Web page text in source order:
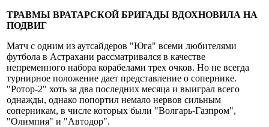
ТРАВМЫ ВРАТАРСКОЙ БРИГАДЫ ВДОХНОВИЛА НА
ПОДВИГ
Матч с одним из аутсайдеров "Юга" всеми любителями
футбола в Астрахани рассматривался в качестве
непременного набора корабелами трех очков. Но не всегда
турнирное положение дает представление о сопернике.
"Ротор-2" хоть за два последних месяца и выиграл всего
однажды, однако попортил немало нервов сильным
соперникам, в числе которых были "Волгарь-Газпром",
"Олимпия" и "Автодор".